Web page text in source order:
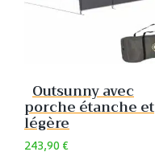
Outsunny avec
porche étanche et
légère
243,90€